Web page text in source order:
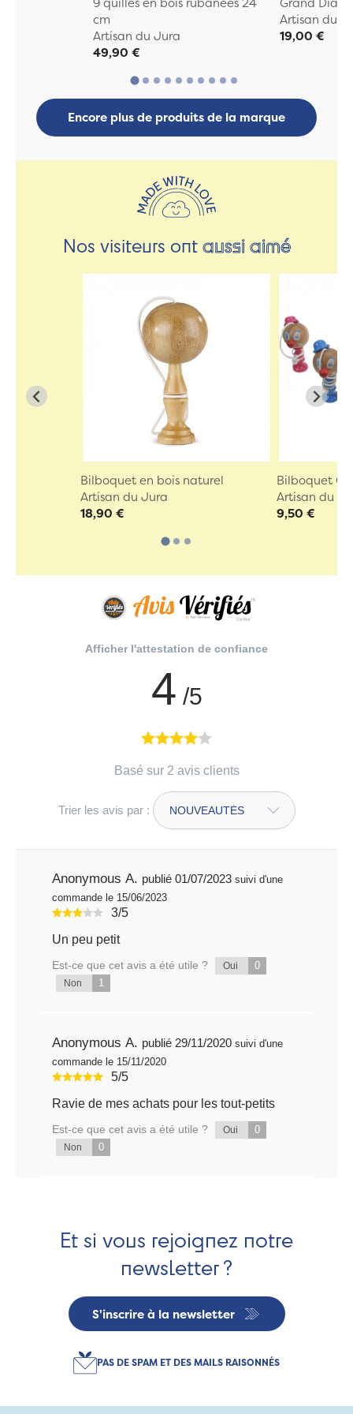
cm
Artisan du Jura
49,90 €
Artisan du
19,00 €
Encore plus de produits de la marque
Nos visiteurs ontaussi aimé
Bilboquet en bois naturel
Artisan du Jura
18,90 €
Bilboquet
Artisan du
9,50 €
Afficher l'attestation de confiance
4 /5
Basé sur 2 avis clients
Trier les avis par :
Anonymous A. publié 01/07/2023 suivi d'une
commande le 15/06/2023
3/5
Un peu petit
Est-ce que cet avis a été utile ? Oui 0
Non 1
Anonymous A. publié 29/11/2020 suivi d'une
commande le 15/11/2020
5/5
Ravie de mes achats pour les tout-petits
Est-ce que cet avis a été utile ? Oui 0
Non 0
Et si vous rejoignez notre
newsletter ?
S'inscrire à la newsletter
PAS DE SPAM ET DES MAILS RAISONNÉS